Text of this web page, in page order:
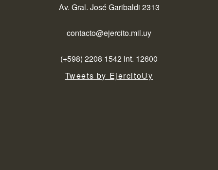
Av. Gral. José Garibaldi 2313
contacto@ejercito.mil.uy
(+598) 2208 1542 int. 12600
Tweets by EjercitoUy